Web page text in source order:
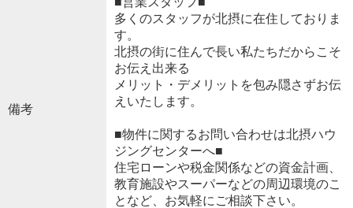
備考
多くのスタッフが北摂に在住しておりま
す。
北摂の街に住んで長い私たちだからこそ
お伝え出来る
メリット・デメリットを包み隠さずお伝
えいたします。
■物件に関するお問い合わせは北摂ハウ
ジングセンターへ■
住宅ローンや税金関係などの資金計画、
教育施設やスーパーなどの周辺環境のこ
となど、お気軽にご相談下さい。